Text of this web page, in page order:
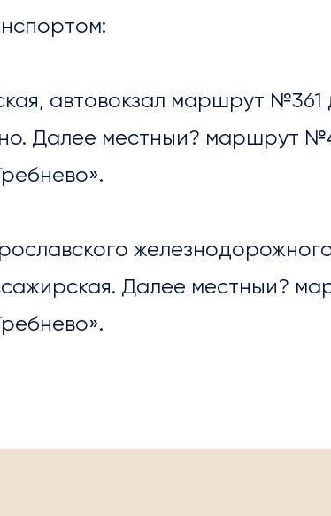
автовокзал маршрут №361
Далее местныи? маршрут
Далее местныи?